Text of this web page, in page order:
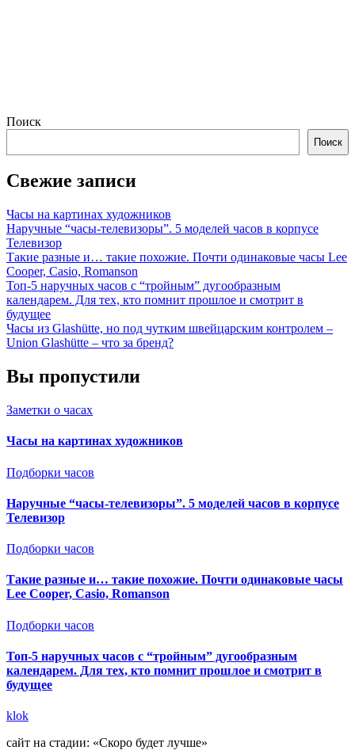
Поиск
Поиск
Свежие записи
Часы на картинах художников
Наручные “часы-телевизоры”. 5 моделей часов в корпусе
Телевизор
Такие разные и… такие похожие. Почти одинаковые часы Lee
Cooper, Casio, Romanson
Топ-5 наручных часов с “тройным” дугообразным
календарем. Для тех, кто помнит прошлое и смотрит в
будущее
Часы из Glashütte, но под чутким швейцарским контролем –
Union Glashütte – что за бренд?
Вы пропустили
Заметки о часах
Часы на картинах художников
Подборки часов
Наручные “часы-телевизоры”. 5 моделей часов в корпусе
Телевизор
Подборки часов
Такие разные и… такие похожие. Почти одинаковые часы
Lee Cooper, Casio, Romanson
Подборки часов
Топ-5 наручных часов с “тройным” дугообразным
календарем. Для тех, кто помнит прошлое и смотрит в
будущее
klok
сайт на стадии: «Скоро будет лучше»